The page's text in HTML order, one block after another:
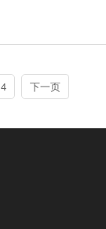
4 下一页